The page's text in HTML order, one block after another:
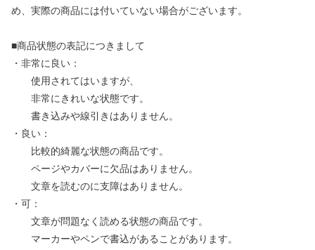
め、実際の商品には付いていない場合がございます。
■商品状態の表記につきまして
・非常に良い：
使用されてはいますが、
非常にきれいな状態です。
書き込みや線引きはありません。
・良い：
比較的綺麗な状態の商品です。
ページやカバーに欠品はありません。
文章を読むのに支障はありません。
・可：
文章が問題なく読める状態の商品です。
マーカーやペンで書込があることがあります。